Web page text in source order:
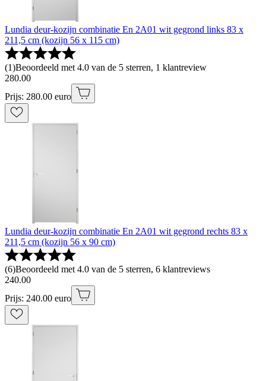
Lundia deur-kozijn combinatie En 2A01 wit gegrond links 83 x
211,5 cm (kozijn 56 x 115 cm)
(1)Beoordeeld met 4.0 van de 5 sterren, 1 klantreview
280.00
Prijs: 280.00 euro
Lundia deur-kozijn combinatie En 2A01 wit gegrond rechts 83 x
211,5 cm (kozijn 56 x 90 cm)
(6)Beoordeeld met 4.0 van de 5 sterren, 6 klantreviews
240.00
Prijs: 240.00 euro